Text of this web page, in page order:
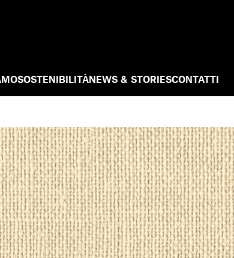
SOSTENIBILITÀNEWS & STORIESCONTATTI